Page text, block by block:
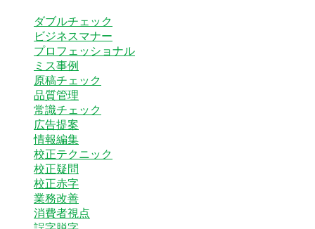
ダブルチェック
ビジネスマナー
プロフェッショナル
ミス事例
原稿チェック
品質管理
常識チェック
広告提案
情報編集
校正テクニック
校正疑問
校正赤字
業務改善
消費者視点